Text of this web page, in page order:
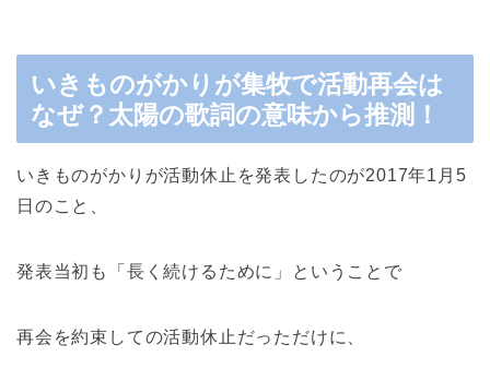
いきものがかりが集牧で活動再会は
なぜ？太陽の歌詞の意味から推測！
いきものがかりが活動休止を発表したのが2017年1月5
日のこと、
発表当初も「長く続けるために」ということで
再会を約束しての活動休止だっただけに、